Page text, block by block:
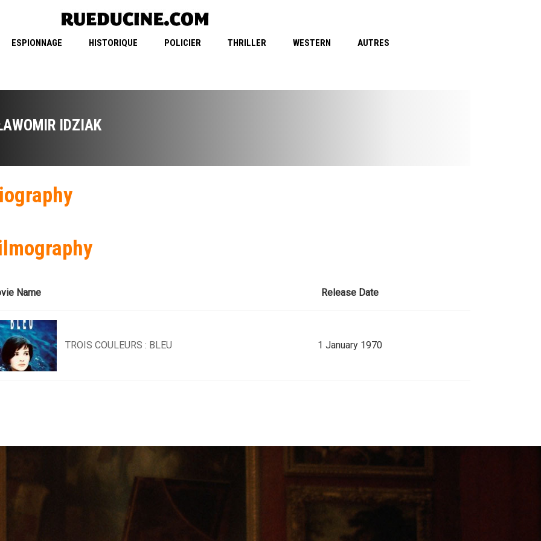
ESPIONNAGE HISTORIQUE POLICIER THRILLER WESTERN AUTRES
IDZIAK
Name Release Date
TROIS COULEURS : BLEU 1 January 1970